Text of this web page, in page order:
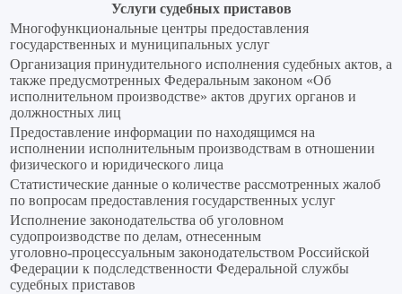
Услуги судебных приставов
Многофункциональные центры предоставления
государственных и муниципальных услуг
Организация принудительного исполнения судебных актов, а
также предусмотренных Федеральным законом «Об
исполнительном производстве» актов других органов и
должностных лиц
Предоставление информации по находящимся на
исполнении исполнительным производствам в отношении
физического и юридического лица
Статистические данные о количестве рассмотренных жалоб
по вопросам предоставления государственных услуг
Исполнение законодательства об уголовном
судопроизводстве по делам, отнесенным
уголовно‑процессуальным законодательством Российской
Федерации к подследственности Федеральной службы
судебных приставов